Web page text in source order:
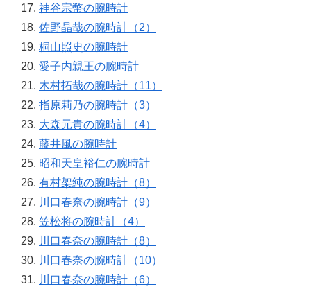
神谷宗幣の腕時計
佐野晶哉の腕時計（2）
桐山照史の腕時計
愛子内親王の腕時計
木村拓哉の腕時計（11）
指原莉乃の腕時計（3）
大森元貴の腕時計（4）
藤井風の腕時計
昭和天皇裕仁の腕時計
有村架純の腕時計（8）
川口春奈の腕時計（9）
笠松将の腕時計（4）
川口春奈の腕時計（8）
川口春奈の腕時計（10）
川口春奈の腕時計（6）